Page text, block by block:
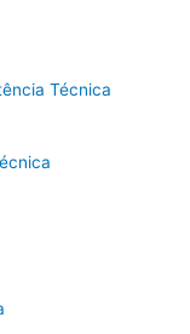
Técnica